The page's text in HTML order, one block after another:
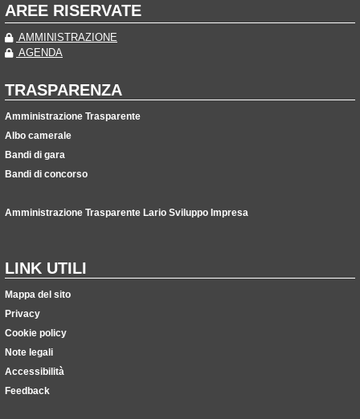
AREE RISERVATE
AMMINISTRAZIONE
AGENDA
TRASPARENZA
Amministrazione Trasparente
Albo camerale
Bandi di gara
Bandi di concorso
Amministrazione Trasparente Lario Sviluppo Impresa
LINK UTILI
Mappa del sito
Privacy
Cookie policy
Note legali
Accessibilità
Feedback